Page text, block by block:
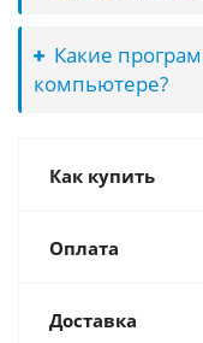
Какие
компьютере?
Как купить
Оплата
Доставка